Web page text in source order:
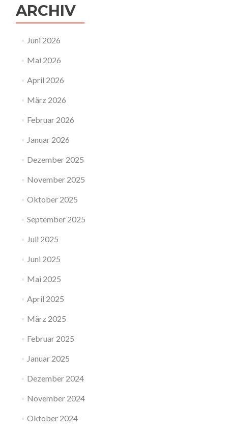
ARCHIV
Juni 2026
Mai 2026
April 2026
März 2026
Februar 2026
Januar 2026
Dezember 2025
November 2025
Oktober 2025
September 2025
Juli 2025
Juni 2025
Mai 2025
April 2025
März 2025
Februar 2025
Januar 2025
Dezember 2024
November 2024
Oktober 2024